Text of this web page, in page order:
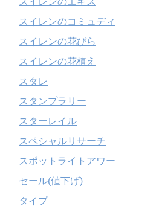
スイレンのコミュディ
スイレンの花びら
スイレンの花植え
スタレ
スタンプラリー
スターレイル
スペシャルリサーチ
スポットライトアワー
セール(値下げ)
タイプ